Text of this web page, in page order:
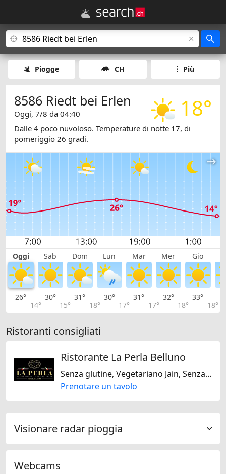
Piogge CH Più
18°
8586 Riedt bei Erlen
Oggi, 7/8 da 04:40
Dalle 4 poco nuvoloso. Temperature di notte 17, di
pomeriggio 26 gradi.
Oggi Sab Dom Lun Mar Mer Gio
26°
14°
30°
15°
31°
18°
30°
17°
31°
17°
32°
18°
33°
18°
Ristoranti consigliati
Ristorante La Perla Belluno
Senza glutine, Vegetariano Jain, Senza lattosio, Italiana
Prenotare un tavolo
Visionare radar pioggia
Webcams